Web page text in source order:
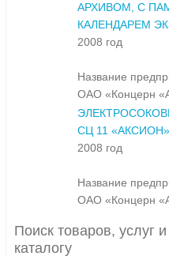
АРХИВОМ, С
КАЛЕНДАРЕМ
2008 год
Название
ОАО «Концерн
СЦ 11 «АКСИОН»
2008 год
Название
ОАО «Концерн
Поиск товаров, услуг
каталогу